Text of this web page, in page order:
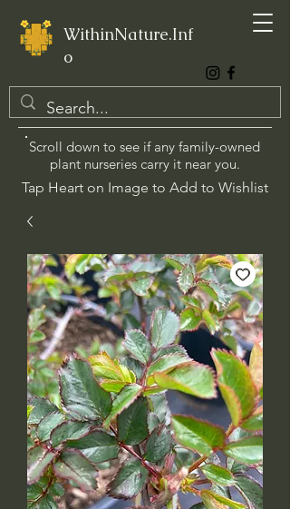
WithinNature.Inf
o
Scroll down to see if any family-owned
plant nurseries carry it near you.
Tap Heart on Image to Add to Wishlist